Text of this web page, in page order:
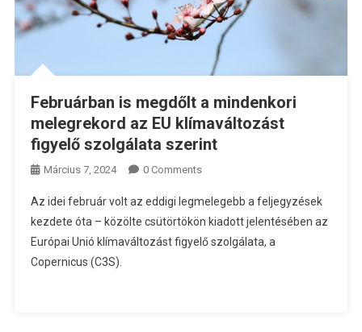
Februárban is megdőlt a mindenkori
melegrekord az EU klímaváltozást
figyelő szolgálata szerint
Március 7, 2024 0 Comments
Az idei február volt az eddigi legmelegebb a feljegyzések
kezdete óta – közölte csütörtökön kiadott jelentésében az
Európai Unió klímaváltozást figyelő szolgálata, a
Copernicus (C3S).